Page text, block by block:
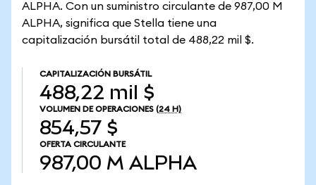
ALPHA. Con un suministro circulante de 987,00 M
ALPHA, significa que Stella tiene una
capitalización bursátil total de 488,22 mil $.
CAPITALIZACIÓN BURSÁTIL
488,22 mil $
VOLUMEN DE OPERACIONES (24 H)
854,57 $
OFERTA CIRCULANTE
987,00 M ALPHA